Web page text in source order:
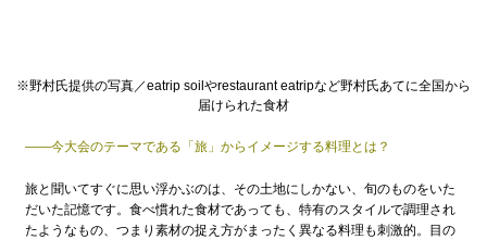
※野村氏提供の写真／eatrip soilやrestaurant eatripなど野村氏あてに全国から
届けられた食材
——今大会のテーマである「旅」からイメージする料理とは？
旅と聞いてすぐに思い浮かぶのは、その土地にしかない、旬のものをいた
だいた記憶です。食べ慣れた食材であっても、特有のスタイルで調理され
たようなもの、つまり素材の捉え方がまったく異なる料理も刺激的。目の